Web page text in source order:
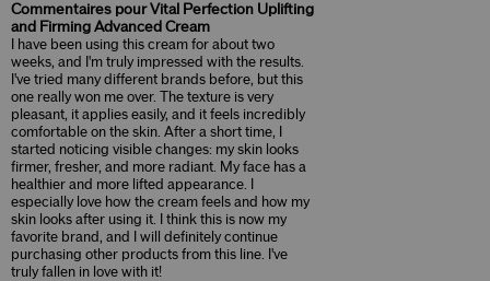
Commentaires pour Vital Perfection Uplifting
and Firming Advanced Cream
I have been using this cream for about two
weeks, and I'm truly impressed with the results.
I've tried many different brands before, but this
one really won me over. The texture is very
pleasant, it applies easily, and it feels incredibly
comfortable on the skin. After a short time, I
started noticing visible changes: my skin looks
firmer, fresher, and more radiant. My face has a
healthier and more lifted appearance. I
especially love how the cream feels and how my
skin looks after using it. I think this is now my
favorite brand, and I will definitely continue
purchasing other products from this line. I've
truly fallen in love with it!